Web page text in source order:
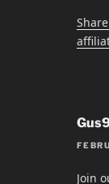
Join